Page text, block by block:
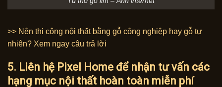
>> Nên thi công nội thất bằng gỗ công nghiệp hay gỗ tự
nhiên? Xem ngay câu trả lời
5. Liên hệ Pixel Home để nhận tư vấn các
hạng mục nội thất hoàn toàn miễn phí